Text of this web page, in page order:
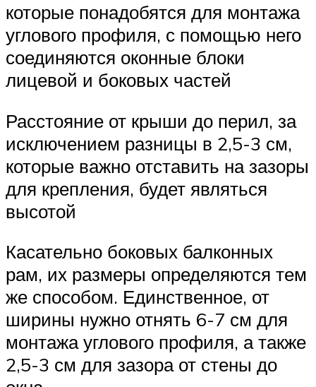
которые понадобятся для монтажа
углового профиля, с помощью него
соединяются оконные блоки
лицевой и боковых частей
Расстояние от крыши до перил, за
исключением разницы в 2,5-3 см,
которые важно отставить на зазоры
для крепления, будет являться
высотой
Касательно боковых балконных
рам, их размеры определяются тем
же способом. Единственное, от
ширины нужно отнять 6-7 см для
монтажа углового профиля, а также
2,5-3 см для зазора от стены до